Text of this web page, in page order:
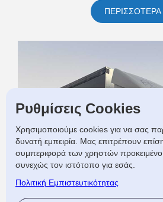
ΠΕΡΙΣΣΟΤΕΡΑ
Ρυθμίσεις Cookies
Χρησιμοποιούμε cookies για να σας
δυνατή εμπειρία. Μας επιτρέπουν
συμπεριφορά των χρηστών
συνεχώς τον ιστότοπο για εσάς.
Πολιτική Εμπιστευτικότητας